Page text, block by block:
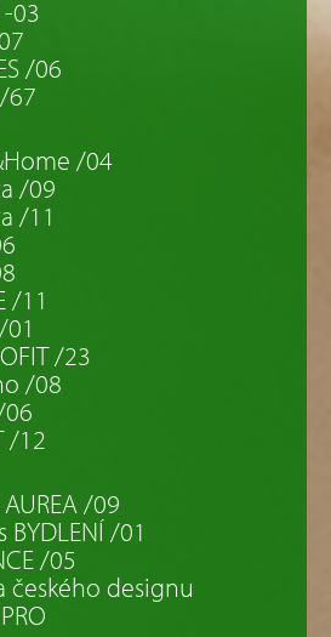
03
/06
67
/04
/09
/11
/11
/23
/08
06
/12
/09
BYDLENÍ /01
/05
českého designu